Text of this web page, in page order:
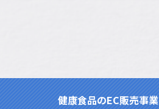
健康食品のEC販売事業